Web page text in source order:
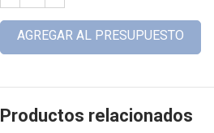
AGREGAR AL PRESUPUESTO
Productos relacionados